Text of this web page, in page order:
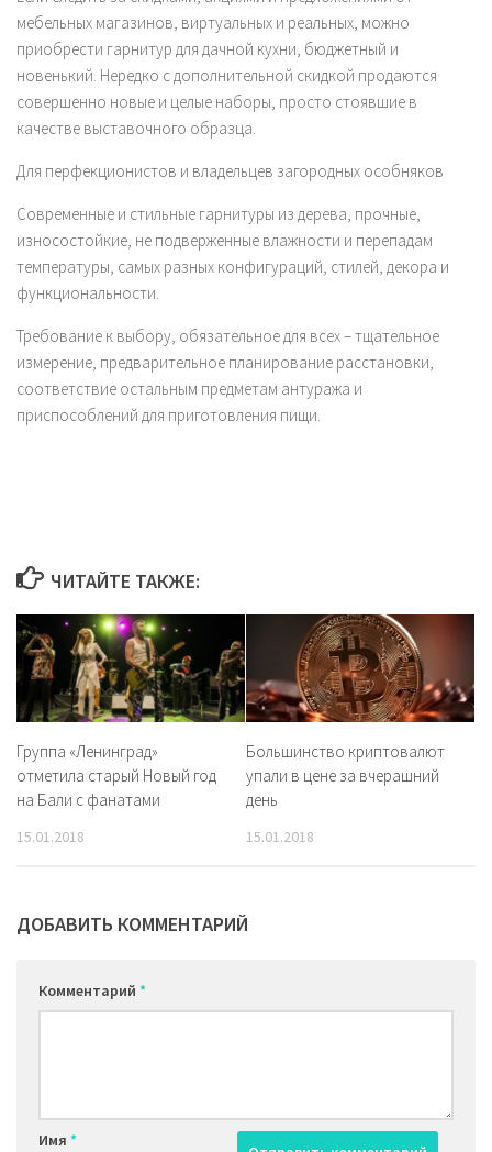
мебельных магазинов, виртуальных и реальных, можно
приобрести гарнитур для дачной кухни, бюджетный и
новенький. Нередко с дополнительной скидкой продаются
совершенно новые и целые наборы, просто стоявшие в
качестве выставочного образца.
Для перфекционистов и владельцев загородных особняков
Современные и стильные гарнитуры из дерева, прочные,
износостойкие, не подверженные влажности и перепадам
температуры, самых разных конфигураций, стилей, декора и
функциональности.
Требование к выбору, обязательное для всех – тщательное
измерение, предварительное планирование расстановки,
соответствие остальным предметам антуража и
приспособлений для приготовления пищи.
ЧИТАЙТЕ ТАКЖЕ:
Группа «Ленинград»
отметила старый Новый год
на Бали с фанатами
15.01.2018
Большинство криптовалют
упали в цене за вчерашний
день
15.01.2018
ДОБАВИТЬ КОММЕНТАРИЙ
Комментарий *
Имя *